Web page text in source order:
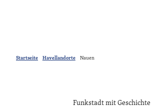
Startseite Havellandorte Nauen
Funkstadt mit Geschichte